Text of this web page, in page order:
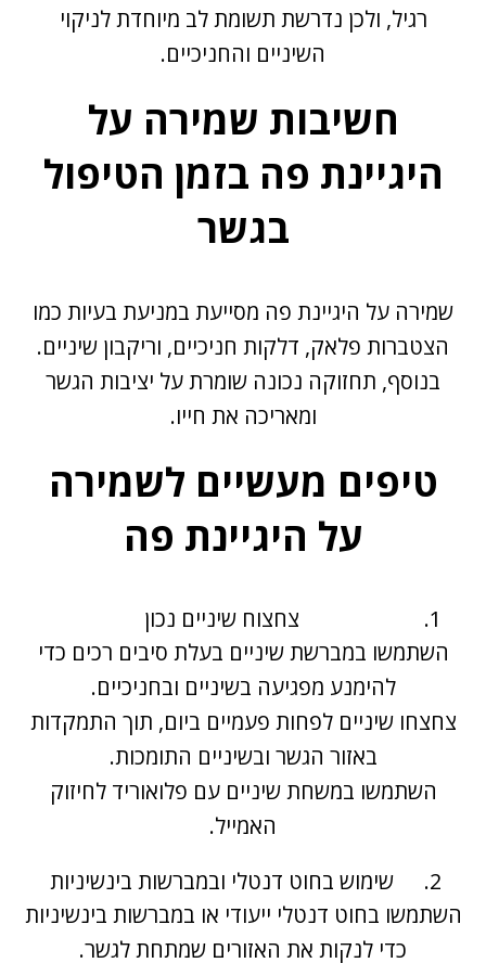
רגיל, ולכן נדרשת תשומת לב מיוחדת לניקוי
השיניים והחניכיים.
חשיבות שמירה על
היגיינת פה בזמן הטיפול
בגשר
שמירה על היגיינת פה מסייעת במניעת בעיות כמו
הצטברות פלאק, דלקות חניכיים, וריקבון שיניים.
בנוסף, תחזוקה נכונה שומרת על יציבות הגשר
ומאריכה את חייו.
טיפים מעשיים לשמירה
על היגיינת פה
צחצוח שיניים נכון
השתמשו במברשת שיניים בעלת סיבים רכים כדי
להימנע מפגיעה בשיניים ובחניכיים.
צחצחו שיניים לפחות פעמיים ביום, תוך התמקדות
באזור הגשר ובשיניים התומכות.
השתמשו במשחת שיניים עם פלואוריד לחיזוק
האמייל.
שימוש בחוט דנטלי ובמברשות בינשיניות
השתמשו בחוט דנטלי ייעודי או במברשות בינשיניות
כדי לנקות את האזורים שמתחת לגשר.